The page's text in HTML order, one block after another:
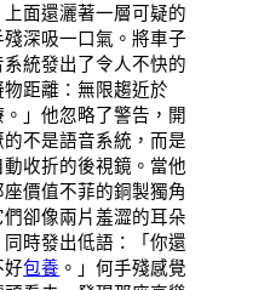
面還灑著一層可疑的
深吸一口氣。將車子
統發出了令人不快的
距離：無限趨近於
」他忽略了警告，開
不是語音系統，而是
收折的後視鏡。當他
價值不菲的銅製獨角
卻像兩片羞澀的耳朵
時發出低語：「你還
好包養 。」何手殘感覺